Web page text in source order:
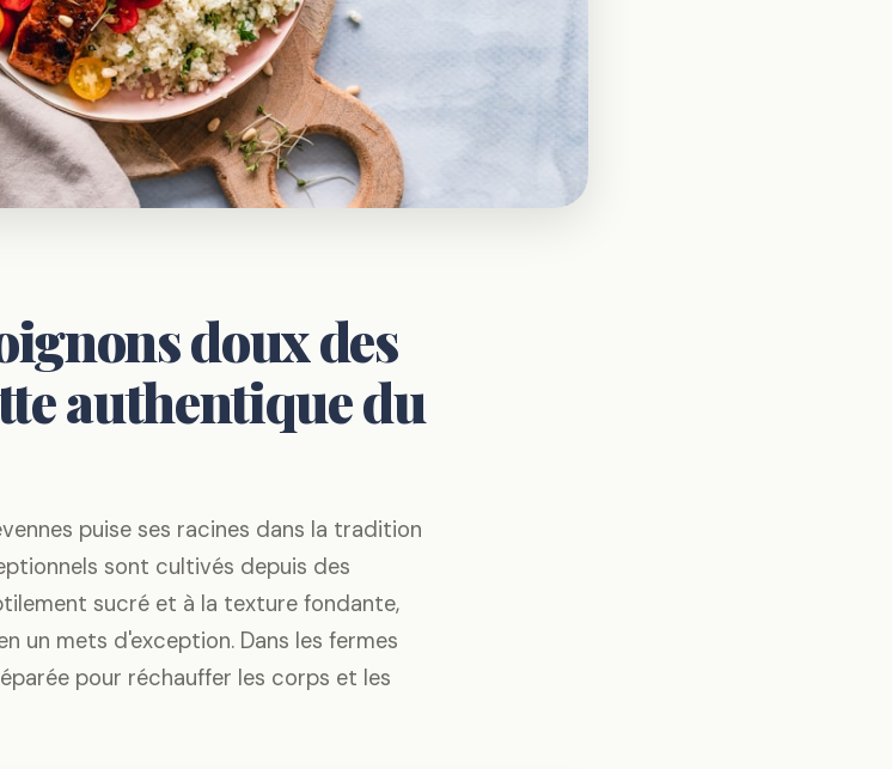
doux des
authentique du
puise ses racines dans la tradition
sont cultivés depuis des
sucré et à la texture fondante,
un mets d'exception. Dans les fermes
pour réchauffer les corps et les